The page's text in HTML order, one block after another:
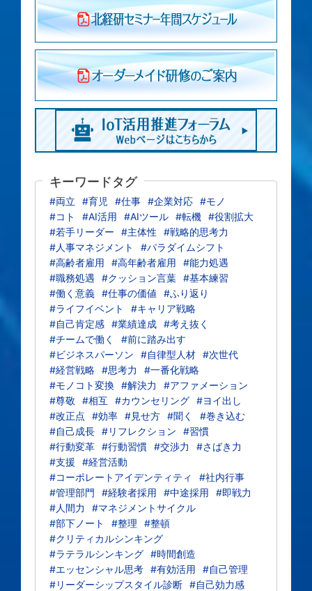
キーワードタグ
#両立 #育児 #仕事 #企業対応 #モノ
#コト
#AI活用 #AIツール #転機 #役割拡大
#若手リーダー
#主体性
#戦略的思考力
#人事マネジメント
#パラダイムシフト
#高齢者雇用
#高年齢者雇用
#能力処遇
#職務処遇
#クッション言葉 #基本練習
#働く意義 #仕事の価値
#ふり返り
#ライフイベント
#キャリア戦略
#自己肯定感 #業績達成 #考え抜く
#チームで働く
#前に踏み出す
#ビジネスパーソン
#自律型人材 #次世代
#経営戦略 #思考力
#一番化戦略
#モノコト変換 #解決力
#アファメーション
#尊敬
#相互 #カウンセリング #ヨイ出し
#改正点
#効率 #見せ方 #聞く
#巻き込む
#自己成長 #リフレクション
#習慣
#行動変革 #行動習慣 #交渉力
#さばき力
#支援
#経営活動
#コーポレートアイデンティティ
#社内行事
#管理部門
#経験者採用 #中途採用
#即戦力
#人間力
#マネジメントサイクル
#部下ノート
#整理
#整頓
#クリティカルシンキング
#ラテラルシンキング #時間創造
#エッセンシャル思考 #有効活用
#自己管理
#リーダーシップスタイル診断 #自己効力感